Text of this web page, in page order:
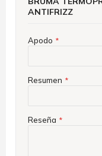
ANTIFRIZZ
Apodo
Resumen
Reseña